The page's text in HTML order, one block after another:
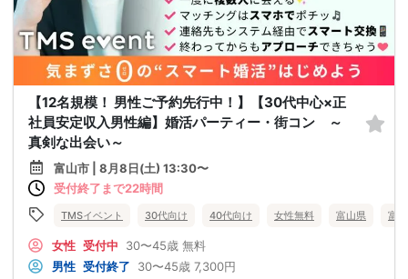
【12名規模！ 男性ご予約先行中！】【30代中心×正
社員安定収入男性編】婚活パーティー・街コン ～
真剣な出会い～
富山市 | 8月8日(土) 13:30〜
受付終了まで22時間
TMSイベント 30代向け 40代向け 女性無料 富山県 富
女性 受付中 30〜45歳 無料
男性 受付終了 30〜45歳 7,300円